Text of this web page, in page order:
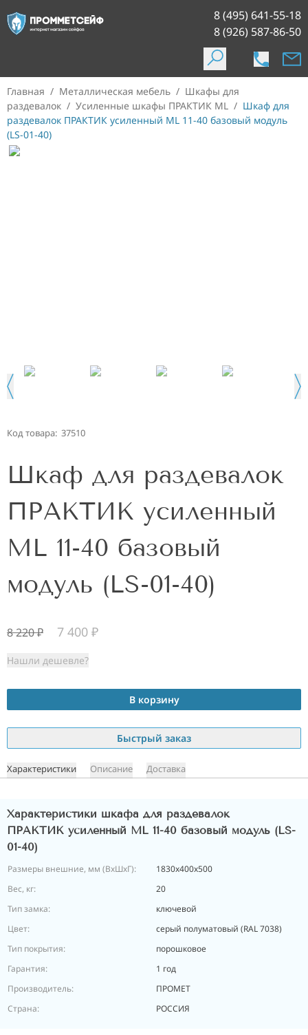
8 (495) 641-55-18
8 (926) 587-86-50
Главная / Металлическая мебель / Шкафы для
раздевалок / Усиленные шкафы ПРАКТИК ML / Шкаф для
раздевалок ПРАКТИК усиленный ML 11-40 базовый модуль
(LS-01-40)
Код товара: 37510
Шкаф для раздевалок
ПРАКТИК усиленный
ML 11-40 базовый
модуль (LS-01-40)
8 220₽ 7 400 ₽
Нашли дешевле?
В корзину
Быстрый заказ
Характеристики Описание Доставка
Характеристики шкафа для раздевалок
ПРАКТИК усиленный ML 11-40 базовый модуль (LS-
01-40)
Размеры внешние, мм (ВхШхГ):
1830x400x500
Вес, кг:
20
Тип замка:
ключевой
Цвет:
серый полуматовый (RAL 7038)
Тип покрытия:
порошковое
Гарантия:
1 год
Производитель:
ПРОМЕТ
Страна:
РОССИЯ